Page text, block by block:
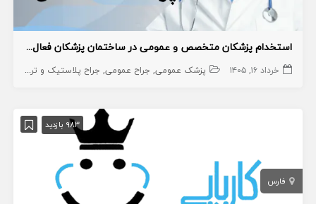
استخدام پزشکان متخصص و عمومی در ساختمان پزشکان فعال در اسلامشهر
خرداد ۱۶, ۱۴۰۵ پزشک عمومی جراح عمومی جراح پلاستیک و ترمیمی
983 بازدید
فارس